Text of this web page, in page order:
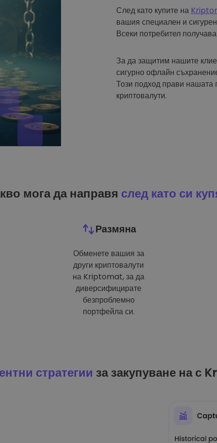
След като купите на
вашия специален и
Всеки потребител
За да защитим нашите
сигурно офлайн
Този подход прави
криптовалути.
мога да направя след като си
Размяна
Обменете вашия за
други криптовалути
на Kriptomat, за да
диверсифицирате
безпроблемно
портфейла си.
стратегии за закупуване на с